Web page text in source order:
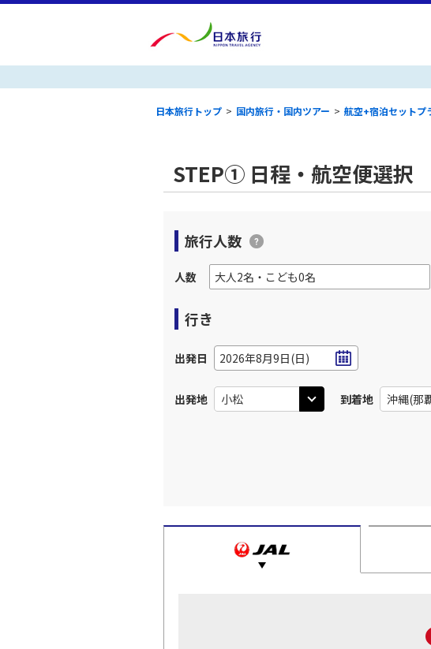
日本旅行トップ > 国内旅行・国内ツアー > 航空+宿泊セットプ
STEP① 日程・航空便選択
旅行人数
人数
行き
出発日 2026年8月9日(日)
出発地 到着地